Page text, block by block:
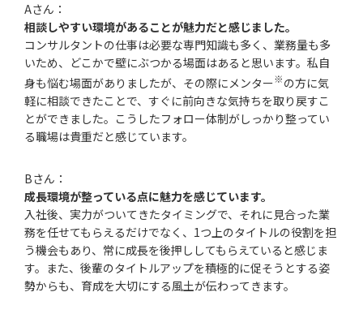
Aさん：
相談しやすい環境があることが魅力だと感じました。
コンサルタントの仕事は必要な専門知識も多く、業務量も多
いため、どこかで壁にぶつかる場面はあると思います。私自
身も悩む場面がありましたが、その際にメンター※の方に気
軽に相談できたことで、すぐに前向きな気持ちを取り戻すこ
とができました。こうしたフォロー体制がしっかり整ってい
る職場は貴重だと感じています。
Bさん：
成長環境が整っている点に魅力を感じています。
入社後、実力がついてきたタイミングで、それに見合った業
務を任せてもらえるだけでなく、1つ上のタイトルの役割を担
う機会もあり、常に成長を後押ししてもらえていると感じま
す。また、後輩のタイトルアップを積極的に促そうとする姿
勢からも、育成を大切にする風土が伝わってきます。